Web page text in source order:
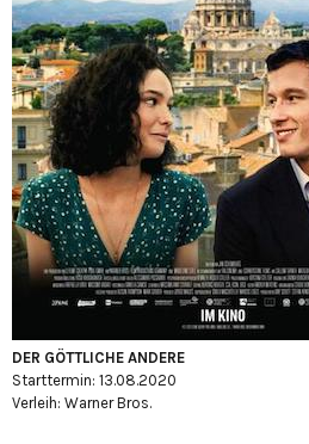
DER GÖTTLICHE ANDERE
Starttermin: 13.08.2020
Verleih: Warner Bros.